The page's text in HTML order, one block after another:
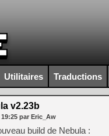
Utilitaires Traductions
v2.23b
19:25 par Eric_Aw
build de Nebula :